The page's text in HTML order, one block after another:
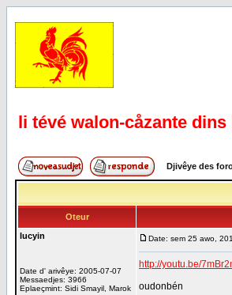
li tévé walon-cåzante
Djivêye des
Oteur
lucyin
Date d' arivêye: 2005-07-07
Messaedjes: 3966
Eplaeçmint: Sidi Smayil, Marok
Date: sem 25 awo,
http://youtu.be/
oudonbén